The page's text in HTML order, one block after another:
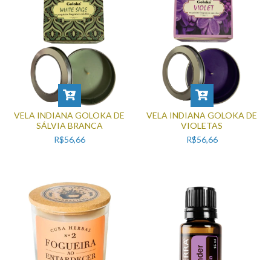
VELA INDIANA GOLOKA DE
SÁLVIA BRANCA
R$56,66
VELA INDIANA GOLOKA DE
VIOLETAS
R$56,66